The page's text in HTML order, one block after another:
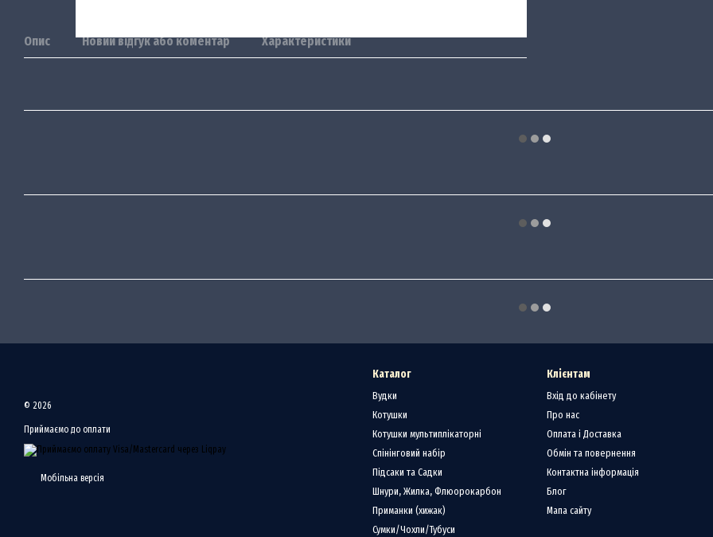
Опис Новий відгук або коментар Характеристики
© 2026
Приймаємо до оплати
Мобільна версія
Каталог
Вудки
Котушки
Котушки мультиплікаторні
Спінінговий набір
Підсаки та Садки
Шнури, Жилка, Флюорокарбон
Приманки (хижак)
Сумки/Чохли/Тубуси
Клієнтам
Вхід до кабінету
Про нас
Оплата і Доставка
Обмін та повернення
Контактна інформація
Блог
Мапа сайту